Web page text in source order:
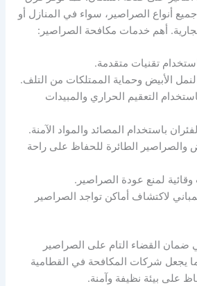
أنواع الصراصير، سواء في المنازل أو
أهم خدمات مكافحة الصراصير:
تقنيات متقدمة.
الأبيض وحماية الممتلكات من التلف.
التعقيم الحراري والمبيدات
باستخدام المصائد والمواد الآمنة.
والصراصير الطائرة للحفاظ على راحة
لمنع عودة الصراصير.
لاكتشاف أماكن تواجد الصراصير
القضاء التام على الصراصير
يجعل شركات المكافحة في القطامية
على بيئة نظيفة وآمنة.